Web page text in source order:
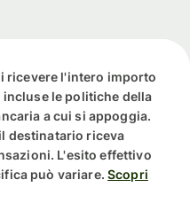
ricevere l'intero importo
le politiche della
a cui si appoggia.
destinatario riceva
L'esito effettivo
può variare. Scopri